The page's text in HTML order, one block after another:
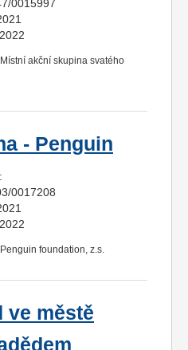
0015997
Místní akční skupina svatého
- Penguin
0017208
Penguin foundation, z.s.
ve městě